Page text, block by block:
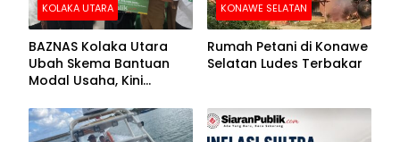
KOLAKA UTARA
BAZNAS Kolaka Utara
Ubah Skema Bantuan
Modal Usaha, Kini
Barang Senilai Rp419,5
Juta
KONAWE SELATAN
Rumah Petani di Konawe
Selatan Ludes Terbakar